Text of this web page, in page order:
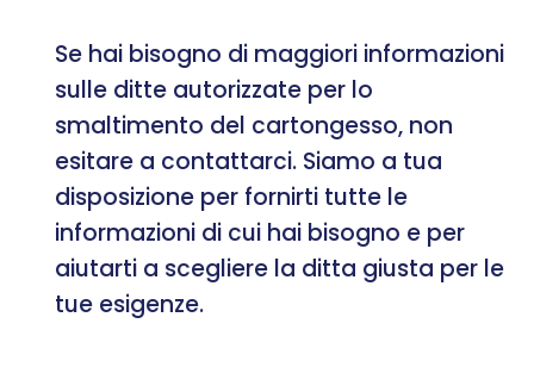
Se hai bisogno di maggiori informazioni
sulle ditte autorizzate per lo
smaltimento del cartongesso, non
esitare a contattarci. Siamo a tua
disposizione per fornirti tutte le
informazioni di cui hai bisogno e per
aiutarti a scegliere la ditta giusta per le
tue esigenze.